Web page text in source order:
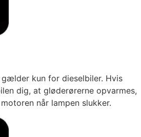
gælder kun for dieselbiler. Hvis
dig, at gløderørerne opvarmes,
når lampen slukker.